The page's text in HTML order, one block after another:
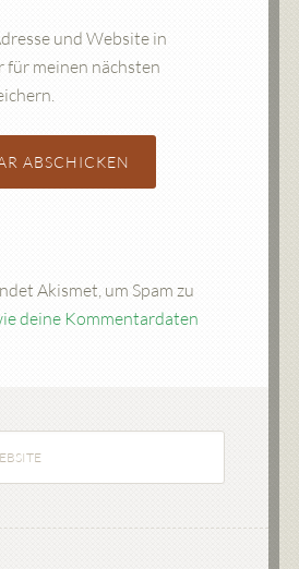
und Website in
für meinen nächsten
Akismet, um Spam zu
deine Kommentardaten